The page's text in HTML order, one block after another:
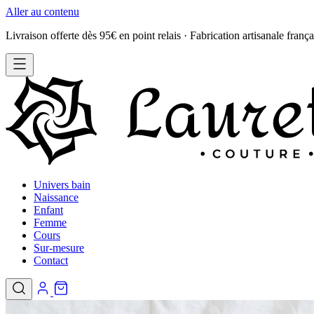
Aller au contenu
Livraison offerte dès 95€ en point relais · Fabrication artisanale
Univers bain
Naissance
Enfant
Femme
Cours
Sur-mesure
Contact